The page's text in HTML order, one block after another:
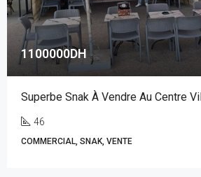
1100000DH
46
COMMERCIAL, SNAK, VENTE